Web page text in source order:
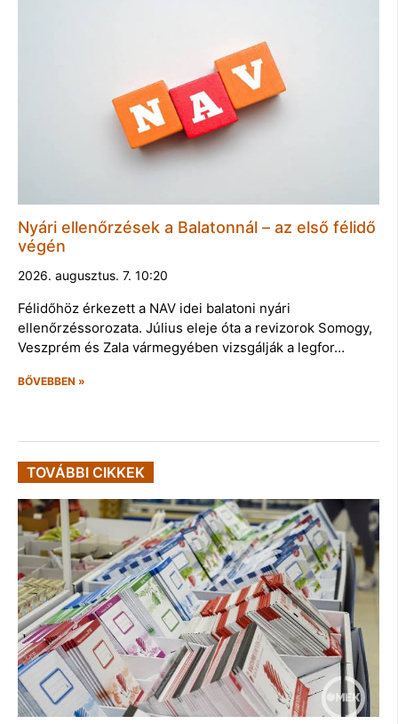
Nyári ellenőrzések a Balatonnál – az első félidő
végén
2026. augusztus. 7. 10:20
Félidőhöz érkezett a NAV idei balatoni nyári
ellenőrzéssorozata. Július eleje óta a revizorok Somogy,
Veszprém és Zala vármegyében vizsgálják a legfor…
BŐVEBBEN »
TOVÁBBI CIKKEK